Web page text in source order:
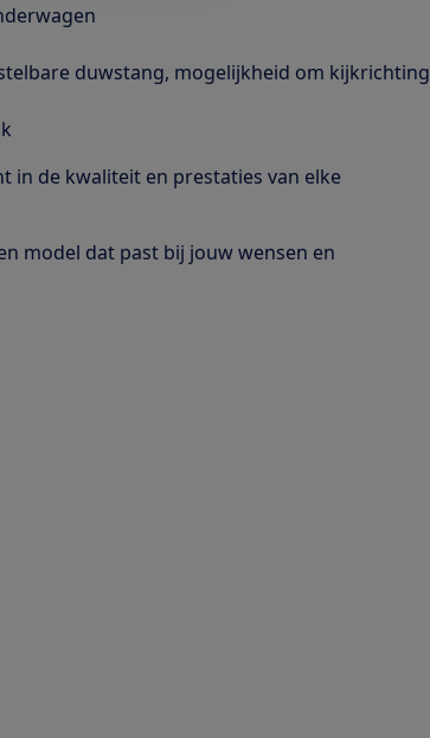
duwstang, mogelijkheid om kijkrichting
in de kwaliteit en prestaties van elke
model dat past bij jouw wensen en